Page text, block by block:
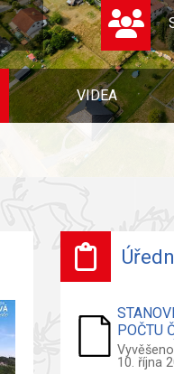
VIDEA
POČTU
10. října